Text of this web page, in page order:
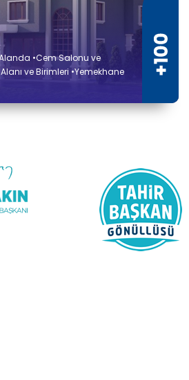
Alanda •Cem Salonu ve
ve Birimleri •Yemekhane